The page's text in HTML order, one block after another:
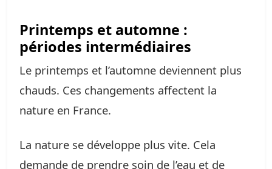
Printemps et automne :
périodes intermédiaires
Le printemps et l’automne deviennent plus
chauds. Ces changements affectent la
nature en France.
La nature se développe plus vite. Cela
demande de prendre soin de l’eau et de